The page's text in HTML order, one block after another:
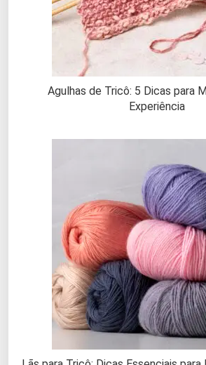
Agulhas de Tricô: 5 Dicas para
Experiência